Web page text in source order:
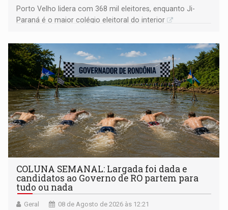
Porto Velho lidera com 368 mil eleitores, enquanto Ji-
Paraná é o maior colégio eleitoral do interior
COLUNA SEMANAL: Largada foi dada e
candidatos ao Governo de RO partem para
tudo ou nada
Geral 08 de Agosto de 2026 às 12:21